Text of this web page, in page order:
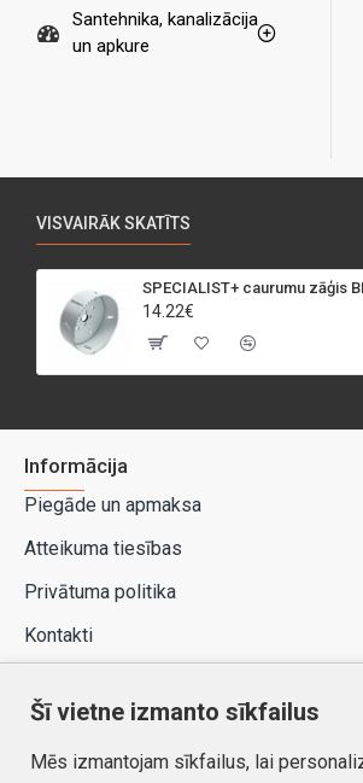
Santehnika, kanalizācija
un apkure
VISVAIRĀK SKATĪTS
14.22€
Informācija
Piegāde un apmaksa
Atteikuma tiesības
Privātuma politika
Kontakti
Šī vietne izmanto sīkfailus
Mēs izmantojam sīkfailus, lai